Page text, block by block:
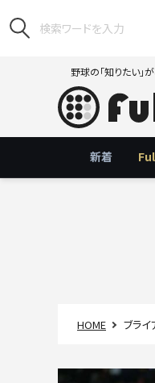
野球の「知りたい」
新着
HOME ブライ